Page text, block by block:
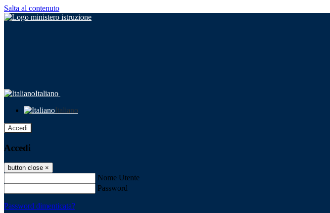
Salta al contenuto
Italiano
Italiano
Accedi
Accedi
button close ×
Nome Utente
Password
Password dimenticata?